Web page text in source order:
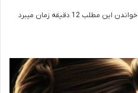
خواندن این مطلب 12 دقیقه زمان میبرد